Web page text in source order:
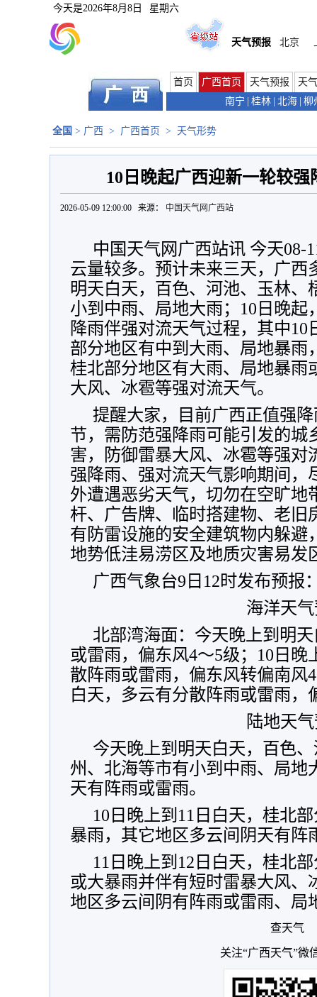
今天是2026年8月8日 星期六
天气预报 北京
首页 广西首页 天气预报
天
南宁
桂林 北海 柳
全国 > 广西 > 广西首页 > 天气形势
10日晚起广西迎新一轮较
2026-05-09 12:00:00 来源： 中国天气网广西站
中国天气网广西站讯 今天08-
云量较多。预计未来三天，广西
明天白天，百色、河池、玉林、
小到中雨、局地大雨；10日晚起
降雨伴强对流天气过程，其中10
部分地区有中到大雨、局地暴雨
桂北部分地区有大雨、局地暴雨
大风、冰雹等强对流天气。
提醒大家，目前广西正值强
节，需防范强降雨可能引发的城
害，防御雷暴大风、冰雹等强对
强降雨、强对流天气影响期间，
外遭遇恶劣天气，切勿在空旷地
杆、广告牌、临时搭建物、老旧
有防雷设施的安全建筑物内躲避
地势低洼易涝区及地质灾害易发
广西气象台9日12时发布预报
海洋天
北部湾海面：今天晚上到明
或雷雨，偏东风4～5级；10日晚
散阵雨或雷雨，偏东风转偏南风
白天，多云有分散阵雨或雷雨，
陆地天
今天晚上到明天白天，百色
州、北海等市有小到中雨、局地
天有阵雨或雷雨。
10日晚上到11日白天，桂北
暴雨，其它地区多云间阴天有阵
11日晚上到12日白天，桂北
或大暴雨并伴有短时雷暴大风、
地区多云间阴有阵雨或雷雨、局
查天气
关注“广西天气”微